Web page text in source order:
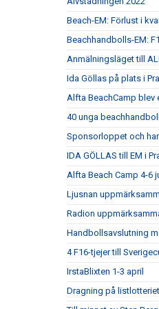
Beach-EM: Förlust i
Beachhandbolls-EM:
Anmälningsläget till
Ida Göllas på plats i
Alfta BeachCamp blev
40 unga
Sponsorloppet och
IDA GÖLLAS till EM i
Alfta Beach Camp 4-6
Ljusnan
Radion
Handbollsavslutning
4 F16-tjejer till
IrstaBlixten 1-3 april
Dragning på listlotteriet